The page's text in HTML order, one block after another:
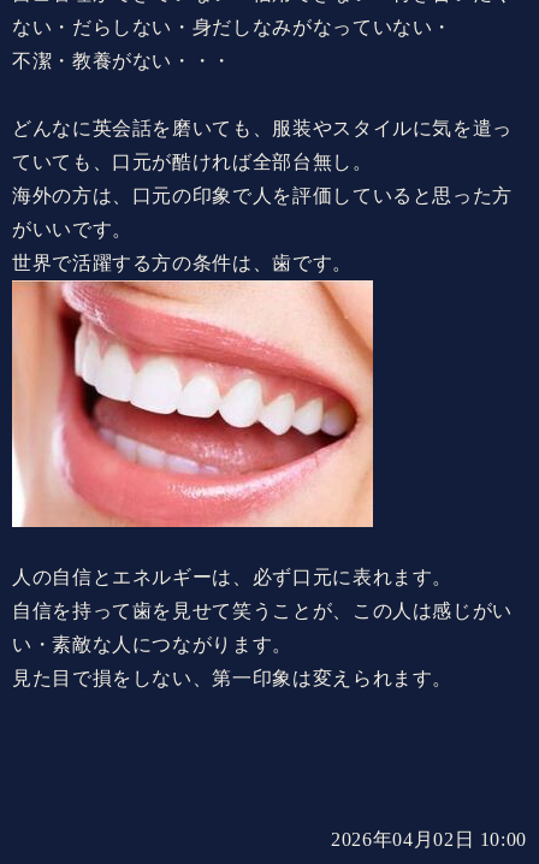
ない・だらしない・身だしなみがなっていない・
不潔・教養がない・・・
どんなに英会話を磨いても、服装やスタイルに気を遣っ
ていても、口元が酷ければ全部台無し。
海外の方は、口元の印象で人を評価していると思った方
がいいです。
世界で活躍する方の条件は、歯です。
人の自信とエネルギーは、必ず口元に表れます。
自信を持って歯を見せて笑うことが、この人は感じがい
い・素敵な人につながります。
見た目で損をしない、第一印象は変えられます。
2026年04月02日 10:00